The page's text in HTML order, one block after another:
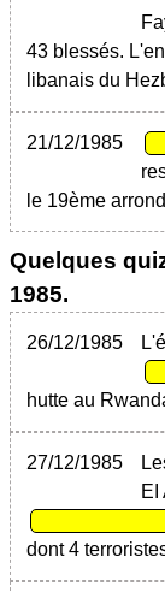
43 blessés.
libanais du
21/12/1985
le 19ème
Quelques
1985.
26/12/1985
hutte au
27/12/1985
EI
dont 4